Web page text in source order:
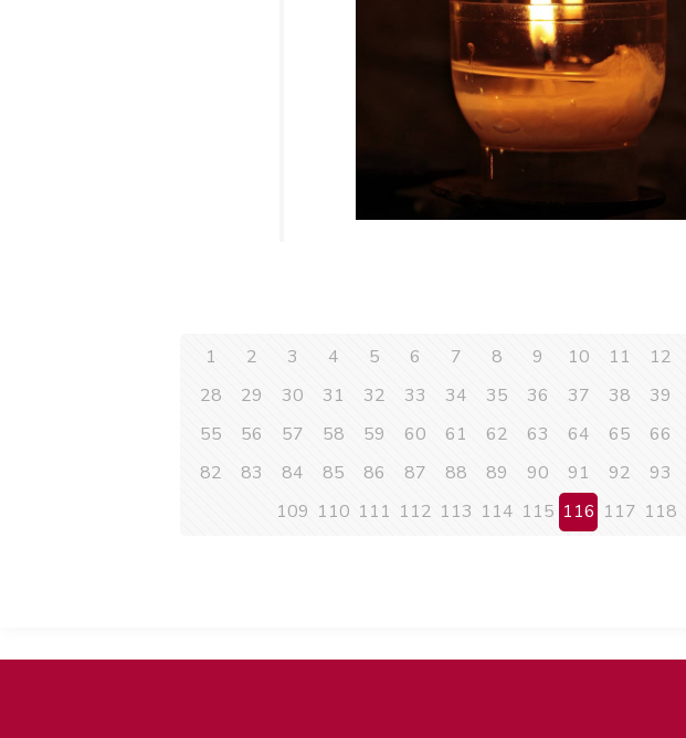
1 2 3 4 5 6 7 8 9 10 11 12
28
29 30 31 32 33 34 35 36 37 38 39
55
56 57 58 59 60 61 62 63 64 65 66
82
83 84 85 86 87 88 89 90 91 92 93
109 110 111 112 113 114 115 116 117 118